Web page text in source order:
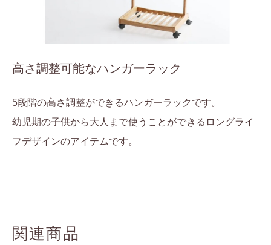
高さ調整可能なハンガーラック
5段階の高さ調整ができるハンガーラックです。
幼児期の子供から大人まで使うことができるロングライ
フデザインのアイテムです。
関連商品